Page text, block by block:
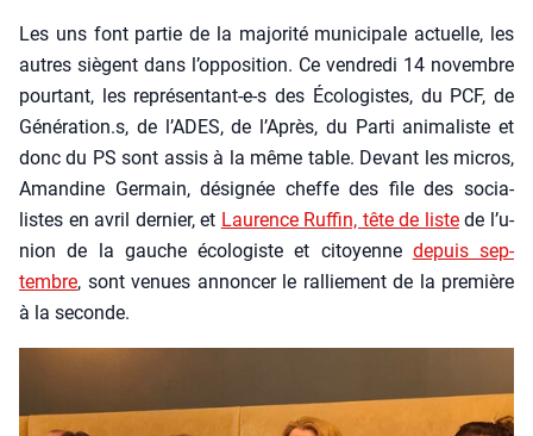
Les uns font par­tie de la majo­ri­té muni­ci­pale actuelle, les
autres siègent dans l’op­po­si­tion. Ce ven­dre­di 14 novembre
pour­tant, les repré­sen­tant-e‑s des Éco­lo­gistes, du PCF, de
Génération.s, de l’ADES, de l’A­près, du Par­ti ani­ma­liste et
donc du PS sont assis à la même table. Devant les micros,
Aman­dine Ger­main, dési­gnée cheffe des file des socia­
listes en avril der­nier, et Lau­rence Ruf­fin, tête de listede l’u­
nion de la gauche éco­lo­giste et citoyenne depuis sep­
tembre, sont venues annon­cer le ral­lie­ment de la pre­mière
à la seconde.